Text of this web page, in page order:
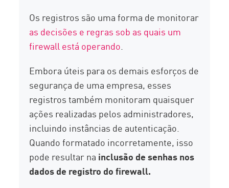
Os registros são uma forma de monitorar
as decisões e regras sob as quais um
firewall está operando.
Embora úteis para os demais esforços de
segurança de uma empresa, esses
registros também monitoram quaisquer
ações realizadas pelos administradores,
incluindo instâncias de autenticação.
Quando formatado incorretamente, isso
pode resultar na inclusão de senhas nos
dados de registro do firewall.